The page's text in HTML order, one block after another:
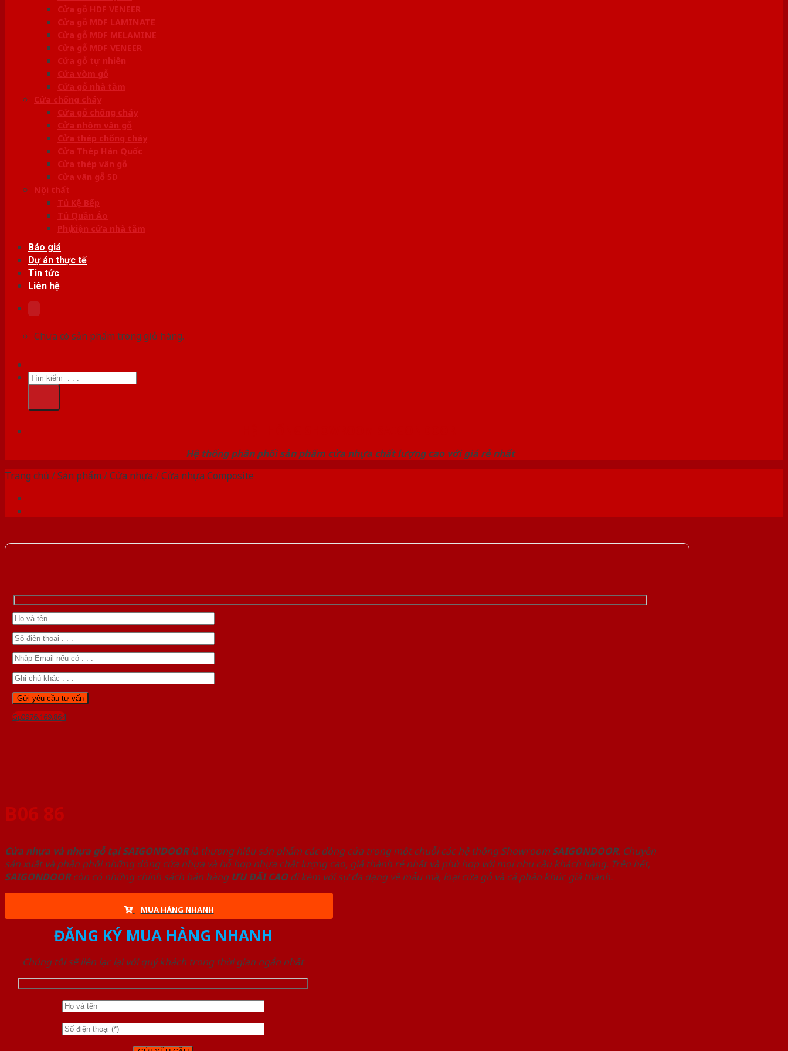
Cửa gỗ HDF VENEER
Cửa gỗ MDF LAMINATE
Cửa gỗ MDF MELAMINE
Cửa gỗ MDF VENEER
Cửa gỗ tự nhiên
Cửa vòm gỗ
Cửa gỗ nhà tắm
Cửa chống cháy
Cửa gỗ chống cháy
Cửa nhôm vân gỗ
Cửa thép chống cháy
Cửa Thép Hàn Quốc
Cửa thép vân gỗ
Cửa vân gỗ 5D
Nội thất
Tủ Kệ Bếp
Tủ Quần Áo
Phụ kiện cửa nhà tắm
Báo giá
Dự án thực tế
Tin tức
Liên hệ
Chưa có sản phẩm trong giỏ hàng.
Tìm
kiếm:
Hệ thống phân phối sản phẩm cửa nhựa chất lượng cao với giá rẻ nhất
Trang chủ /Sản phẩm /Cửa nhựa /Cửa nhựa Composite
Gọi 0976.169.864
B06 86
Cửa nhựa và nhựa gỗ tại SAIGONDOORlà thương hiệu sản phẩm các dòng cửa trong một chuỗi các hệ thống Showroom SAIGONDOOR. Chuyên
sản xuất và phân phối những dòng cửa nhựa và hỗ hợp nhựa chất lượng cao, giá thành rẻ nhất và phù hợp với mọi nhu cầu khách hàng. Trên hết,
SAIGONDOORcòn có những chính sách bán hàng ƯU ĐÃI CAOđi kèm với sự đa dạng về mẫu mã, loại cửa gỗ và cả phân khúc giá thành.
MUA HÀNG NHANH
ĐĂNG KÝ MUA HÀNG NHANH
Chúng tôi sẽ liên lạc lại với quý khách trong thời gian ngắn nhất